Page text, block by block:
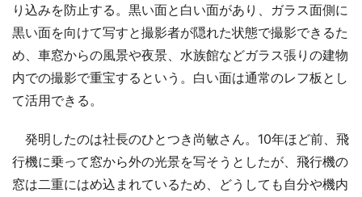
り込みを防止する。黒い面と白い面があり、ガラス面側に
黒い面を向けて写すと撮影者が隠れた状態で撮影できるた
め、車窓からの風景や夜景、水族館などガラス張りの建物
内での撮影で重宝するという。白い面は通常のレフ板とし
て活用できる。
発明したのは社長のひとつき尚敏さん。10年ほど前、飛
行機に乗って窓から外の光景を写そうとしたが、飛行機の
窓は二重にはめ込まれているため、どうしても自分や機内